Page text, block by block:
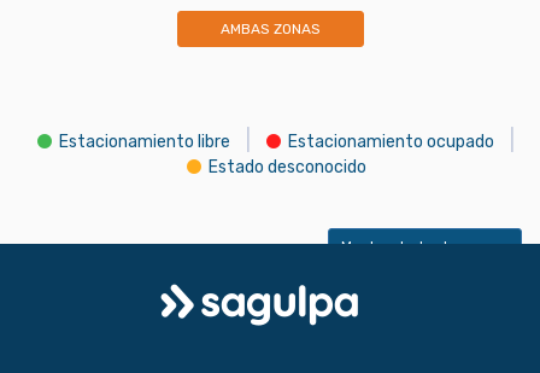
AMBAS ZONAS
Estacionamiento libre Estacionamiento ocupado
Estado desconocido
Mostrar todas las zonas
Logo